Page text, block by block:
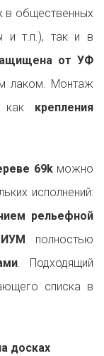
в общественных
и т.п.), так и в
от УФ
лаком. Монтаж
как крепления
69kможно
исполнений:
рельефной
полностью
. Подходящий
списка в
досках